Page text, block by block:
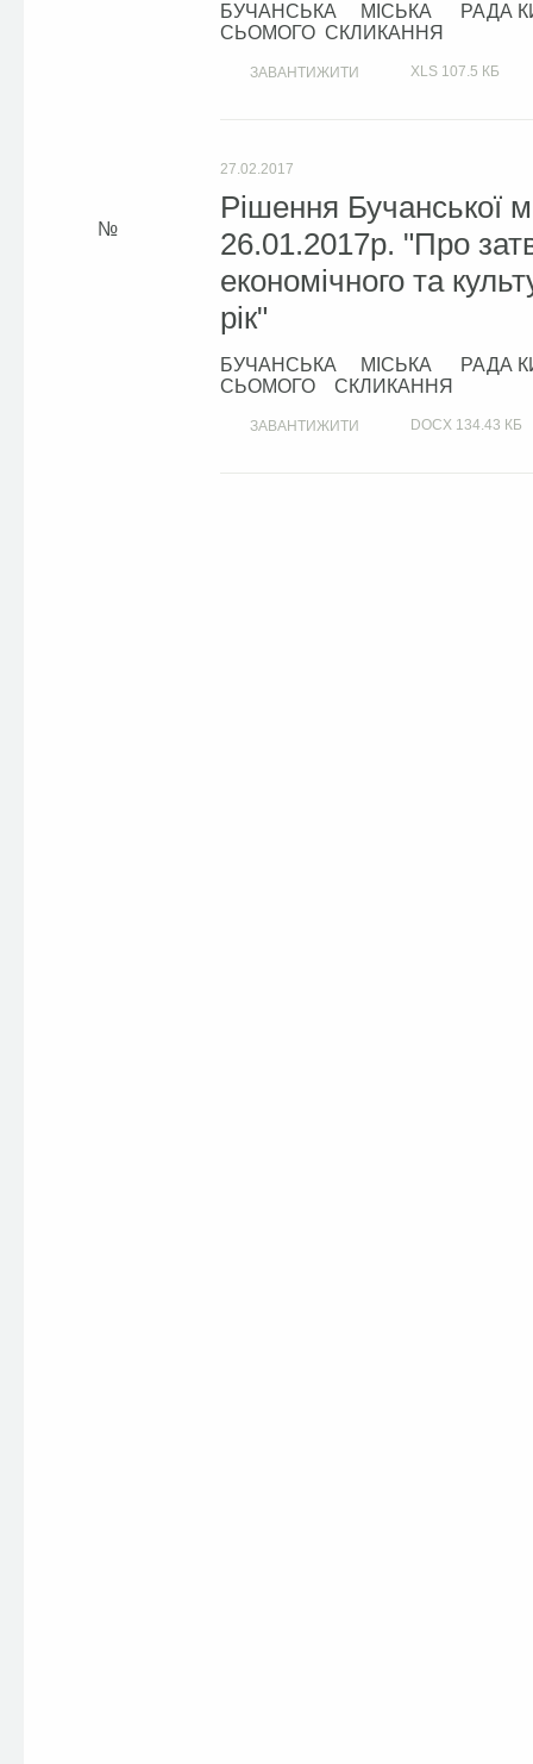
БУЧАНСЬКА МІСЬКА РАДА
СЬОМОГО СКЛИКАННЯ
ЗАВАНТИЖИТИ XLS 107.5 КБ
27.02.2017
Рішення Бучанської
26.01.2017р. "Про
економічного та
рік"
БУЧАНСЬКА МІСЬКА РАДА
СЬОМОГО СКЛИКАННЯ
ЗАВАНТИЖИТИ DOCX 134.43 КБ